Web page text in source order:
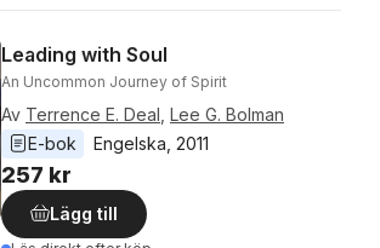
Leading with Soul
An Uncommon Journey of Spirit
Av Terrence E. Deal Lee G. Bolman
E-bok
Engelska 2011
257 kr
Lägg till